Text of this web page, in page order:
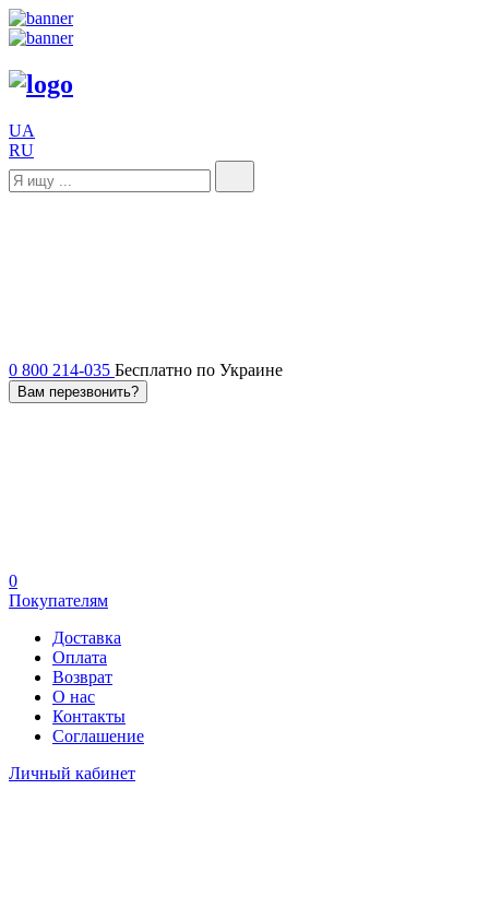
UA
RU
0 800 214-035 Бесплатно по Украине
Вам перезвонить?
0
Покупателям
Доставка
Оплата
Возврат
О нас
Контакты
Соглашение
Личный кабинет